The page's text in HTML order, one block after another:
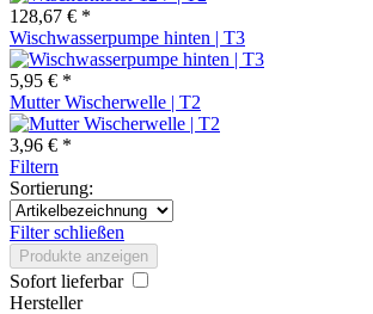
128,67 € *
Wischwasserpumpe hinten | T3
5,95 € *
Mutter Wischerwelle | T2
3,96 € *
Filtern
Sortierung:
Filter schließen
Produkte anzeigen
Sofort lieferbar
Hersteller